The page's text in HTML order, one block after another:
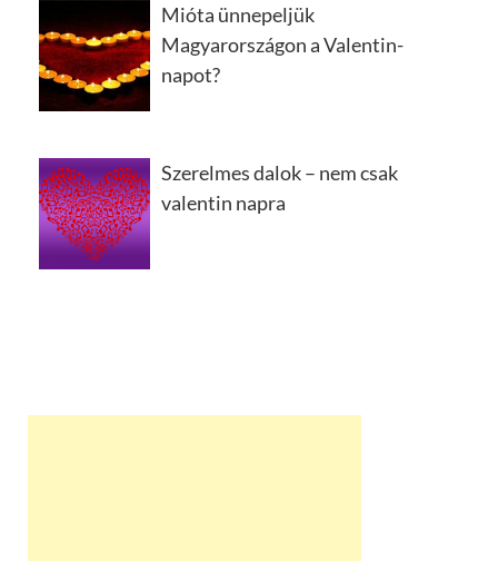
Mióta ünnepeljük
Magyarországon a Valentin-
napot?
Szerelmes dalok – nem csak
valentin napra